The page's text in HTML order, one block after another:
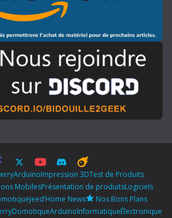
ArduinoImpression 3DTest de Produits
MobilesPrésentation de produitsLogiciels
Jeed’Home News
Nos Bons Plans
DomotiqueArduinoInformatiqueÉlectronique